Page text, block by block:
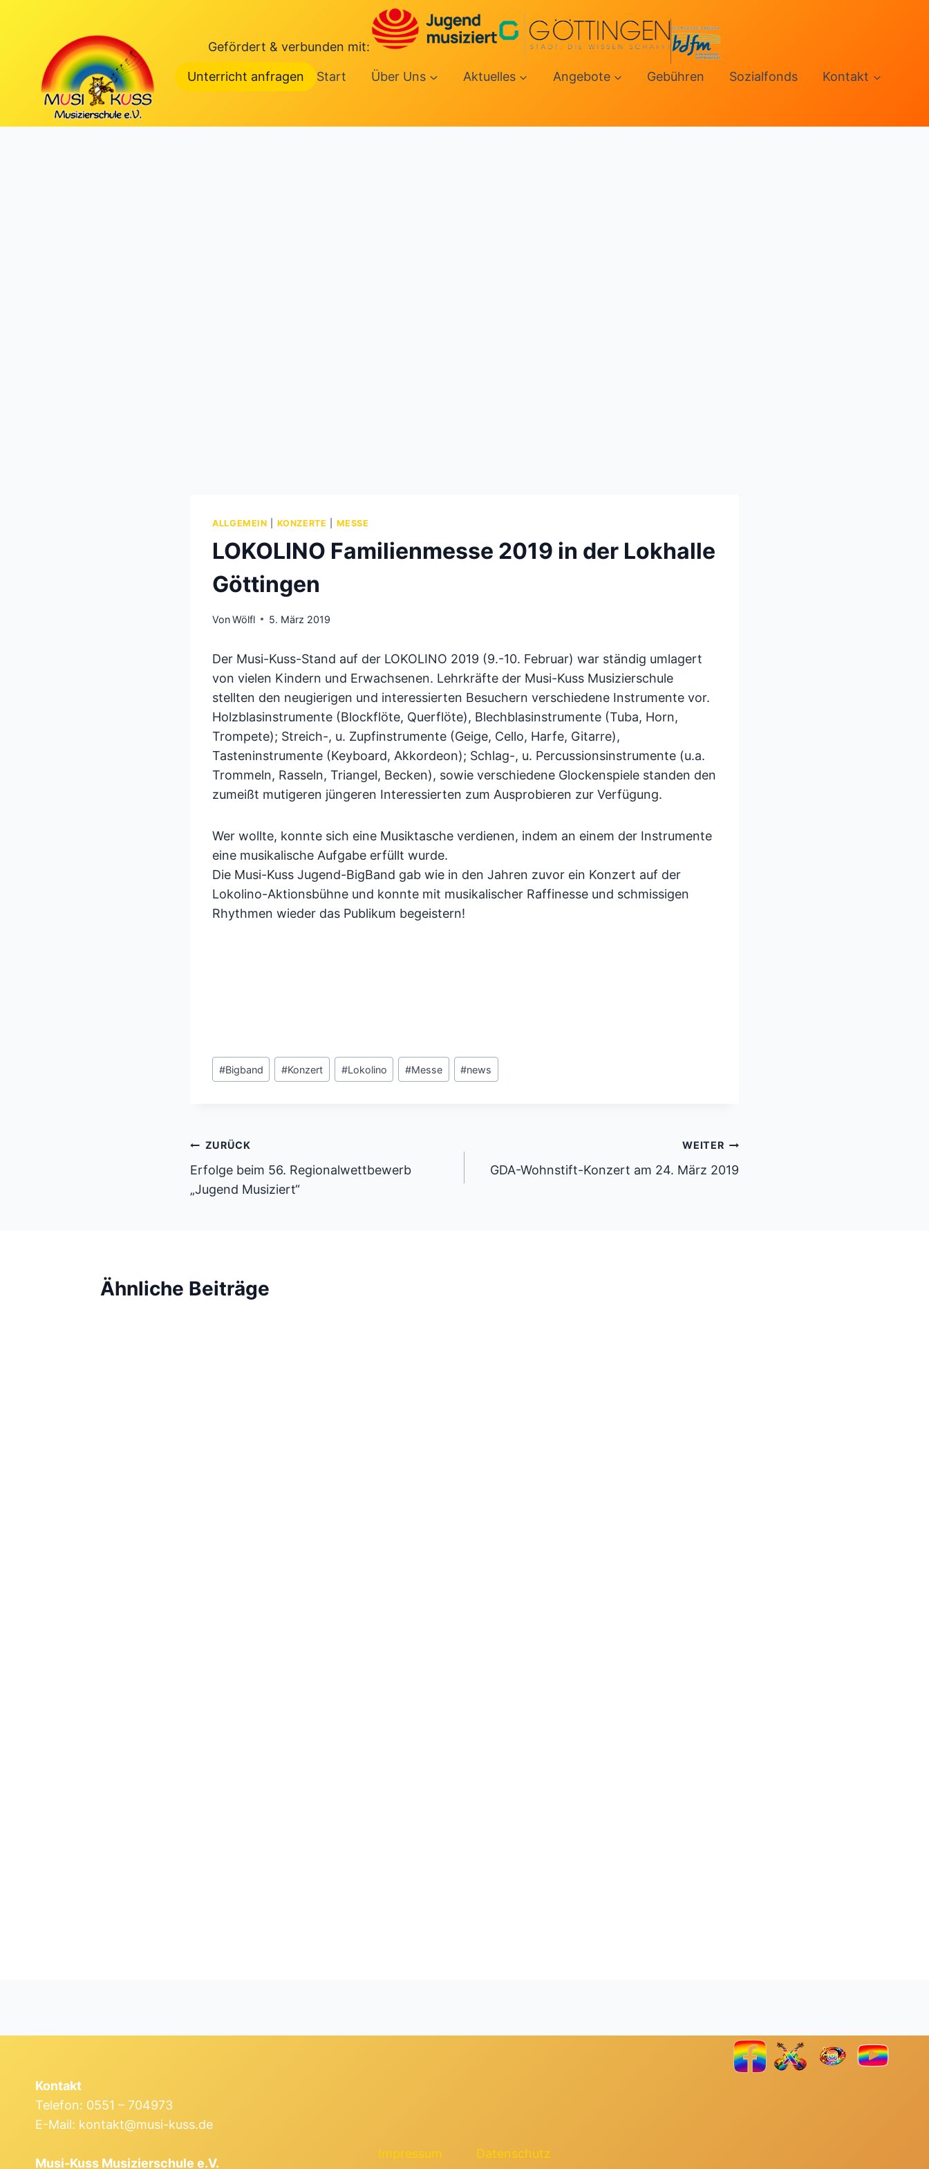
Gefördert & verbunden mit:
Unterricht anfragen Start Über Uns Aktuelles Angebote Gebühren Sozialfonds Kontakt
ALLGEMEIN KONZERTE MESSE
LOKOLINO Familienmesse 2019 in der Lokhalle
Göttingen
VonWölfl 5. März 2019
Der Musi-Kuss-Stand auf der LOKOLINO 2019 (9.-10. Februar) war ständig umlagert
von vielen Kindern und Erwachsenen. Lehrkräfte der Musi-Kuss Musizierschule
stellten den neugierigen und interessierten Besuchern verschiedene Instrumente vor.
Holzblasinstrumente (Blockflöte, Querflöte), Blechblasinstrumente (Tuba, Horn,
Trompete); Streich-, u. Zupfinstrumente (Geige, Cello, Harfe, Gitarre),
Tasteninstrumente (Keyboard, Akkordeon); Schlag-, u. Percussionsinstrumente (u.a.
Trommeln, Rasseln, Triangel, Becken), sowie verschiedene Glockenspiele standen den
zumeißt mutigeren jüngeren Interessierten zum Ausprobieren zur Verfügung.
Wer wollte, konnte sich eine Musiktasche verdienen, indem an einem der Instrumente
eine musikalische Aufgabe erfüllt wurde.
Die Musi-Kuss Jugend-BigBand gab wie in den Jahren zuvor ein Konzert auf der
Lokolino-Aktionsbühne und konnte mit musikalischer Raffinesse und schmissigen
Rhythmen wieder das Publikum begeistern!
Schlagworte:
#Bigband #Konzert #Lokolino #Messe #news
Beitragsnavigation
ZURÜCK
Erfolge beim 56. Regionalwettbewerb
„Jugend Musiziert“
WEITER
GDA-Wohnstift-Konzert am 24. März 2019
Ähnliche Beiträge
Kontakt
Telefon: 0551 – 704973
E-Mail: kontakt@musi-kuss.de
Musi-Kuss Musizierschule e.V.
Impressum Datenschutz